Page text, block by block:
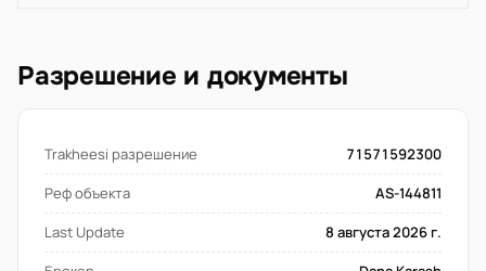
Разрешение и документы
Trakheesi разрешение
71571592300
Реф объекта
AS-144811
Last Update
8 августа 2026 г.